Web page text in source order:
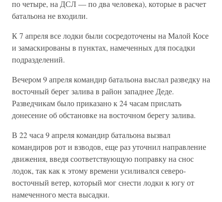
по четыре, на ДСЛ — по два человека), которые в расчет
батальона не входили.
К 7 апреля все лодки были сосредоточены на Малой Косе
и замаскированы в пунктах, намеченных для посадки
подразделений.
Вечером 9 апреля командир батальона выслал разведку на
восточный берег залива в район западнее Деде.
Разведчикам было приказано к 24 часам прислать
донесение об обстановке на восточном берегу залива.
В 22 часа 9 апреля командир батальона вызвал
командиров рот и взводов, еще раз уточнил направление
движения, введя соответствующую поправку на снос
лодок, так как к этому времени усиливался северо-
восточный ветер, который мог снести лодки к югу от
намеченного места высадки.